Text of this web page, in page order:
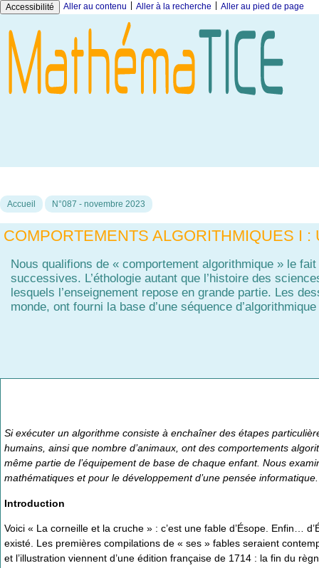
Accessibilité Aller au contenu Aller à la recherche Aller au pied de page
Accueil N°087 - novembre 2023
COMPORTEMENTS ALGORITHMIQUES I :
Nous qualifions de « comportement algorithmique » le
successives. L’éthologie autant que l’histoire des
lesquels l’enseignement repose en grande partie. Les
monde, ont fourni la base d’une séquence
Si exécuter un algorithme consiste à enchaîner des étapes
humains, ainsi que nombre d’animaux, ont des comportements
même partie de l’équipement de base de chaque enfant. Nous
mathématiques et pour le développement d’une pensée informatique.
Introduction
Voici « La corneille et la cruche » : c’est une fable d’Ésope. Enfin…
existé. Les premières compilations de « ses » fables seraient
et l’illustration viennent d’une édition française de 1714 : la fin du